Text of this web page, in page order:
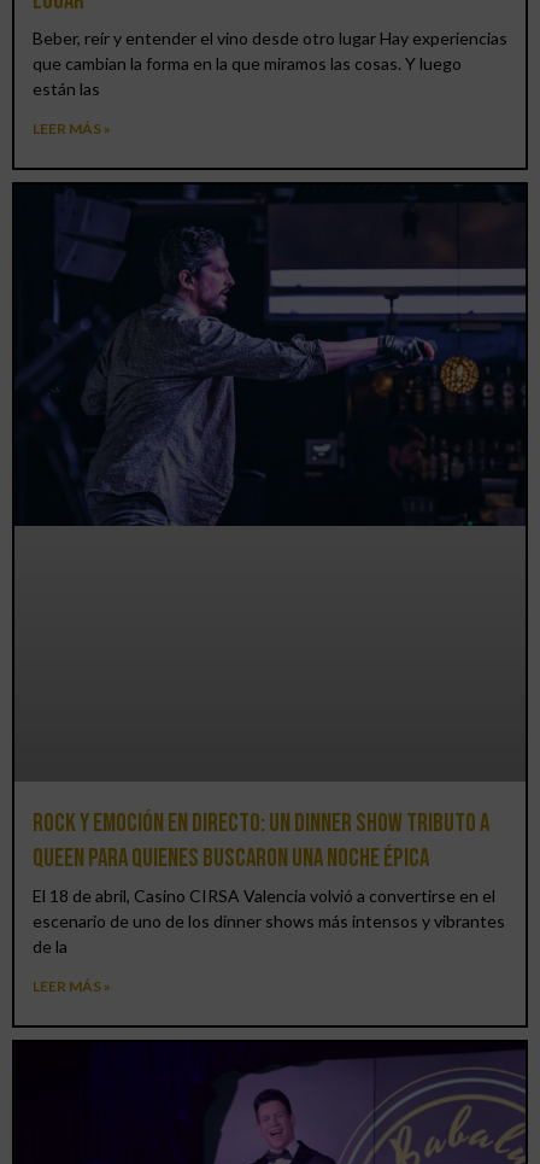
Beber, reír y entender el vino desde otro lugar Hay experiencias
que cambian la forma en la que miramos las cosas. Y luego
están las
LEER MÁS »
Rock y emoción en directo: un Dinner Show Tributo a
Queen para quienes buscaron una noche épica
El 18 de abril, Casino CIRSA Valencia volvió a convertirse en el
escenario de uno de los dinner shows más intensos y vibrantes
de la
LEER MÁS »